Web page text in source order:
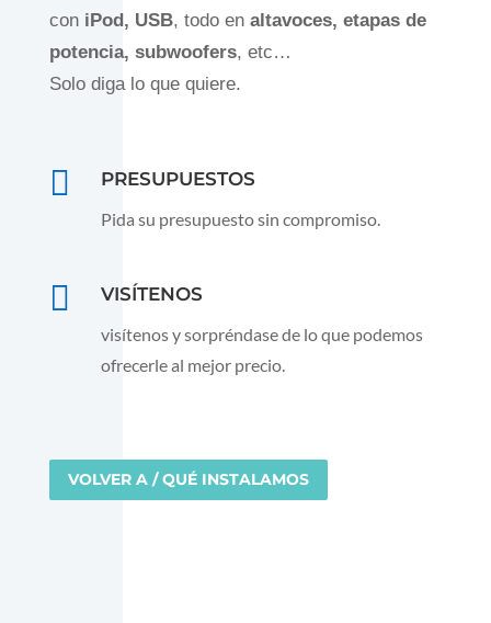
con iPod, USB, todo en altavoces, etapas de
potencia, subwoofers, etc…
Solo diga lo que quiere.
 PRESUPUESTOS
Pida su presupuesto sin compromiso.
 VISÍTENOS
visítenos y sorpréndase de lo que podemos
ofrecerle al mejor precio.
VOLVER A / QUÉ INSTALAMOS